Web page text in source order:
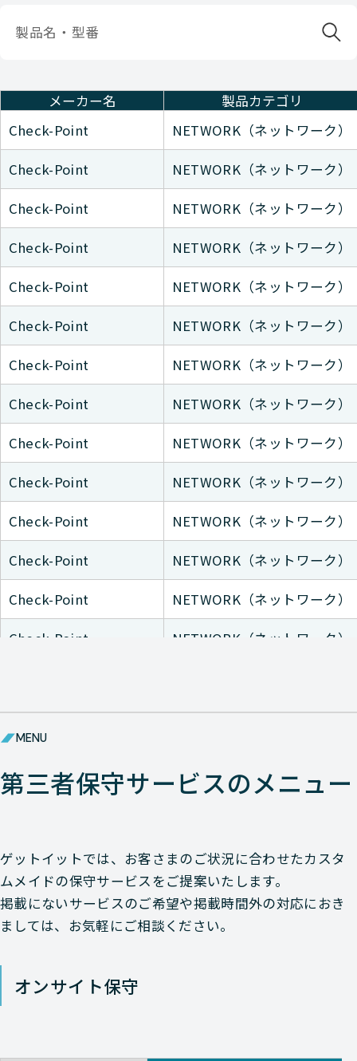
メーカー名
製品カテゴリ
Check-Point
NETWORK（ネットワーク）
Check-Point NETWORK（ネットワーク）
Check-Point NETWORK（ネットワーク）
Check-Point NETWORK（ネットワーク）
Check-Point NETWORK（ネットワーク）
Check-Point NETWORK（ネットワーク）
Check-Point NETWORK（ネットワーク）
Check-Point NETWORK（ネットワーク）
Check-Point NETWORK（ネットワーク）
Check-Point NETWORK（ネットワーク）
Check-Point NETWORK（ネットワーク）
Check-Point NETWORK（ネットワーク）
Check-Point NETWORK（ネットワーク）
Check-Point NETWORK（ネットワーク）
Check-Point NETWORK（ネットワーク）
Check-Point NETWORK（ネットワーク）
Check-Point NETWORK（ネットワーク）
Check-Point NETWORK（ネットワーク）
Check-Point
MENU
第三者保守サービスのメニュー
ゲットイットでは、お客さまのご状況に合わせたカスタ
ムメイドの保守サービスをご提案いたします。
掲載にないサービスのご希望や掲載時間外の対応におき
ましては、お気軽にご相談ください。
オンサイト保守